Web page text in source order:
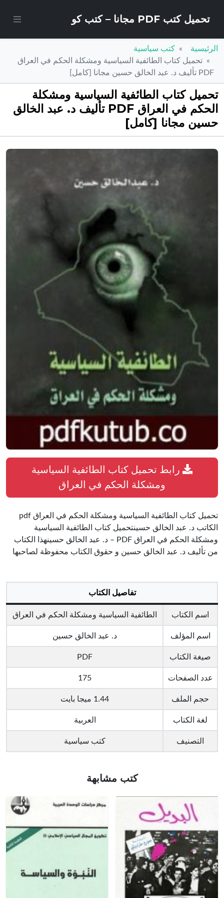
تحميل كتب PDF مجانا – كتب كو
الرئيسية
كتب سياسية
تحميل كتاب الطائفية السياسية ومشكلة الحكم في العراق
PDF تأليف د. عبد الخالق حسين مجانا [كامل]
تحميل كتاب الطائفية السياسية ومشكلة
الحكم في العراق PDF تأليف د. عبد الخالق
حسين مجانا [كامل]
رابط تحميل كتاب الطائفية السياسية
ومشكلة الحكم في العراق
تحميل كتاب الطائفية السياسية ومشكلة الحكم في العراق pdf
الكاتب د. عبد الخالق حسينتحميل كتاب الطائفية السياسية
ومشكلة الحكم في العراق PDF – د. عبد الخالق حسينهذا الكتاب
من تأليف د. عبد الخالق حسين و حقوق الكتاب محفوظة لصاحبها
تفاصيل الكتاب
اسم الكتاب الطائفية السياسية ومشكلة الحكم في العراق
اسم المؤلف د. عبد الخالق حسين
صيغة الكتاب PDF
عدد الصفحات 175
حجم الملف 1.44 ميجا بايت
لغة الكتاب العربية
التصنيف كتب سياسية
كتب مشابهة